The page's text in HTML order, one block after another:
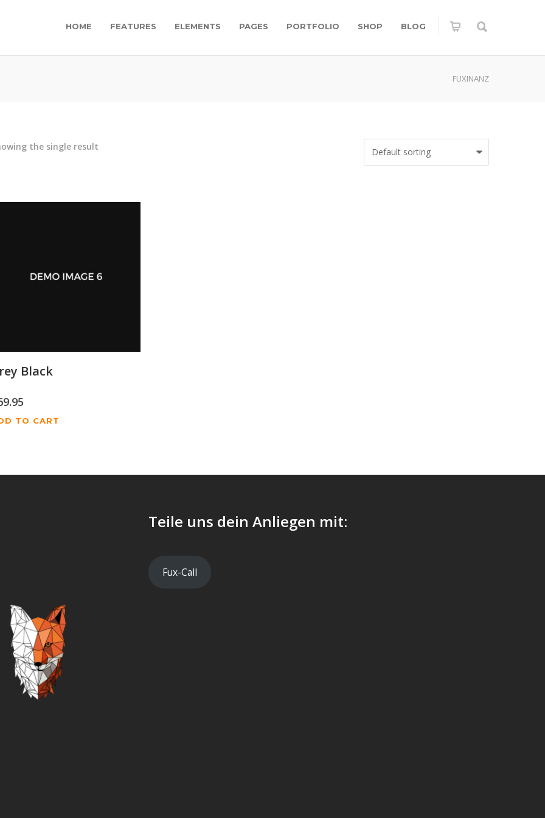
HOME FEATURES ELEMENTS PAGES PORTFOLIO SHOP BLOG
FUXINANZ
the single result
Black
TO CART
Teile uns dein Anliegen mit:
Fux-Call